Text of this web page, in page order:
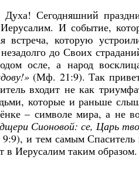
Сегодняшний
И событие,
встреча, которую
до Своих
осле, а народ
(Мф. 21:9). Так
входит не как
которые и раньше
– символе мира, а не
Сионовой: се, Царь
и тем самым Спаситель
в Иерусалим таким образом.